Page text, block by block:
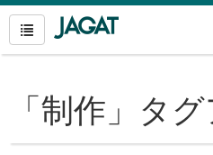
「制作 」タ